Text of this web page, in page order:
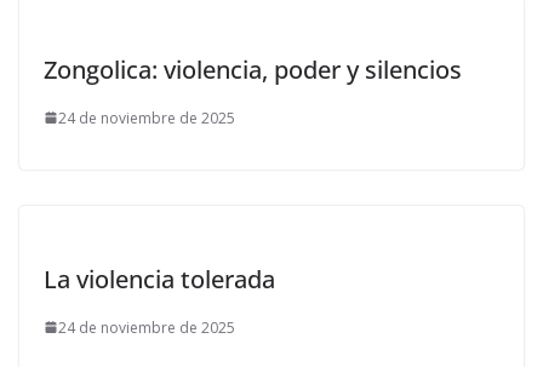
Zongolica: violencia, poder y silencios
24 de noviembre de 2025
La violencia tolerada
24 de noviembre de 2025